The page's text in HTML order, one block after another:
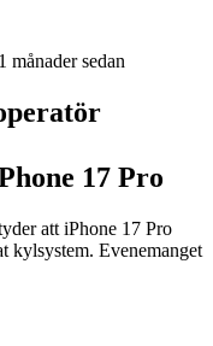
månader sedan
17 Pro
att iPhone 17 Pro
kylsystem. Evenemanget